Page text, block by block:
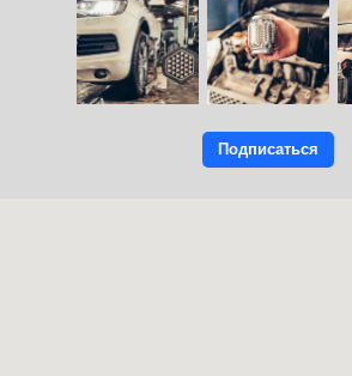
13 900 руб
Подписаться